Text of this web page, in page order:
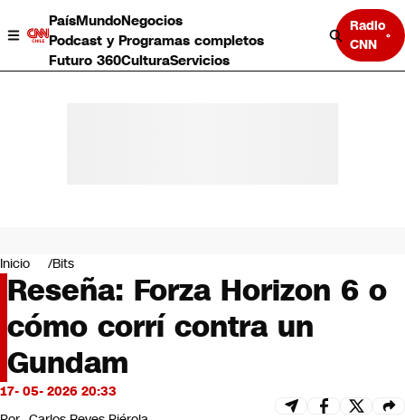
PaísMundoNegocios
Podcast y Programas completos
Futuro 360CulturaServicios
Radio
CNN
Negocios
Deportes
Programas completos
Cultura
Servicios
Bits
CNN tiempo
Inicio Bits
Reseña: Forza Horizon 6 o
cómo corrí contra un
Gundam
17- 05- 2026 20:33